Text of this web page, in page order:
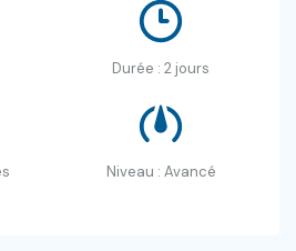
Durée : 2 jours
Niveau : Avancé